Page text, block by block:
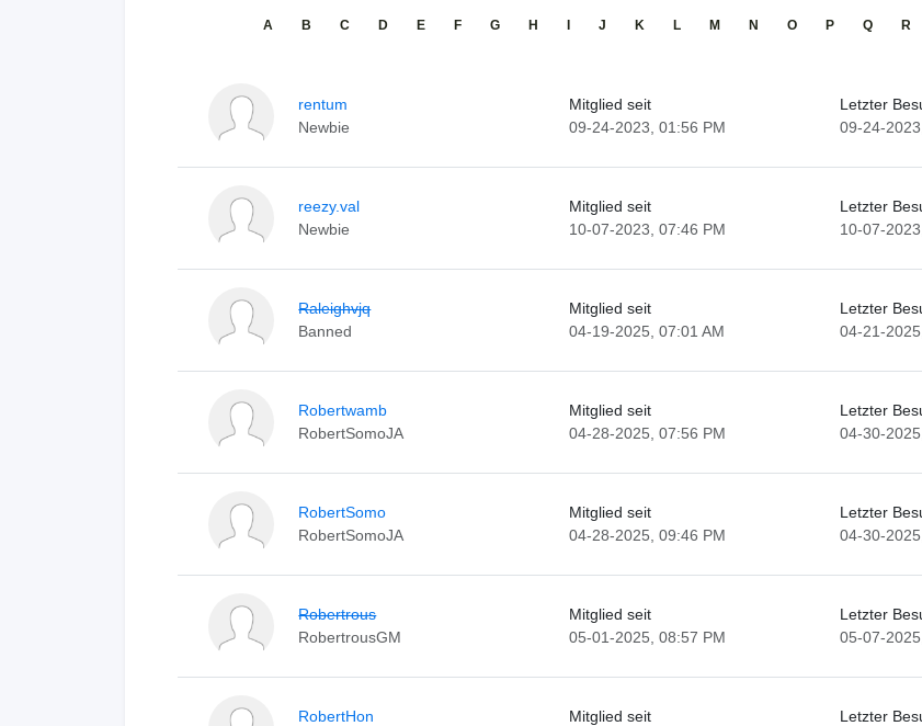
A B C D E F G H J K L M N O P Q R
rentum
Newbie
Mitglied seit
09-24-2023, 01:56 PM
Letzter
09-24-
reezy.val
Newbie
Mitglied seit
10-07-2023, 07:46 PM
Letzter
10-07-
Raleighvjq
Banned
Mitglied seit
04-19-2025, 07:01 AM
Letzter
04-21-
Robertwamb
RobertSomoJA
Mitglied seit
04-28-2025, 07:56 PM
Letzter
04-30-
RobertSomo
RobertSomoJA
Mitglied seit
04-28-2025, 09:46 PM
Letzter
04-30-
Robertrous
RobertrousGM
Mitglied seit
05-01-2025, 08:57 PM
Letzter
05-07-
RobertHon
Mitglied seit
Letzter